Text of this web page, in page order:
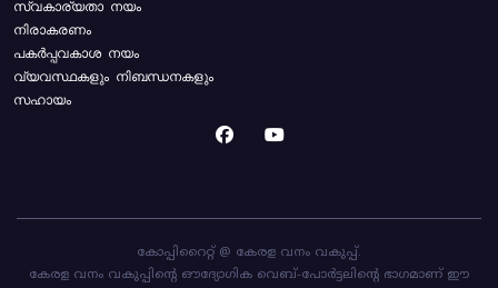
സ്വകാര്യതാ നയം
നിരാകരണം
പകർപ്പവകാശ നയം
വ്യവസ്ഥകളും നിബന്ധനകളും
സഹായം
കോപ്പിറൈറ്റ് @ കേരള വനം വകുപ്പ്.
കേരള വനം വകുപ്പിന്റെ ഔദ്യോഗിക വെബ്-പോർട്ടലിന്റെ ഭാഗമാണ് ഈ